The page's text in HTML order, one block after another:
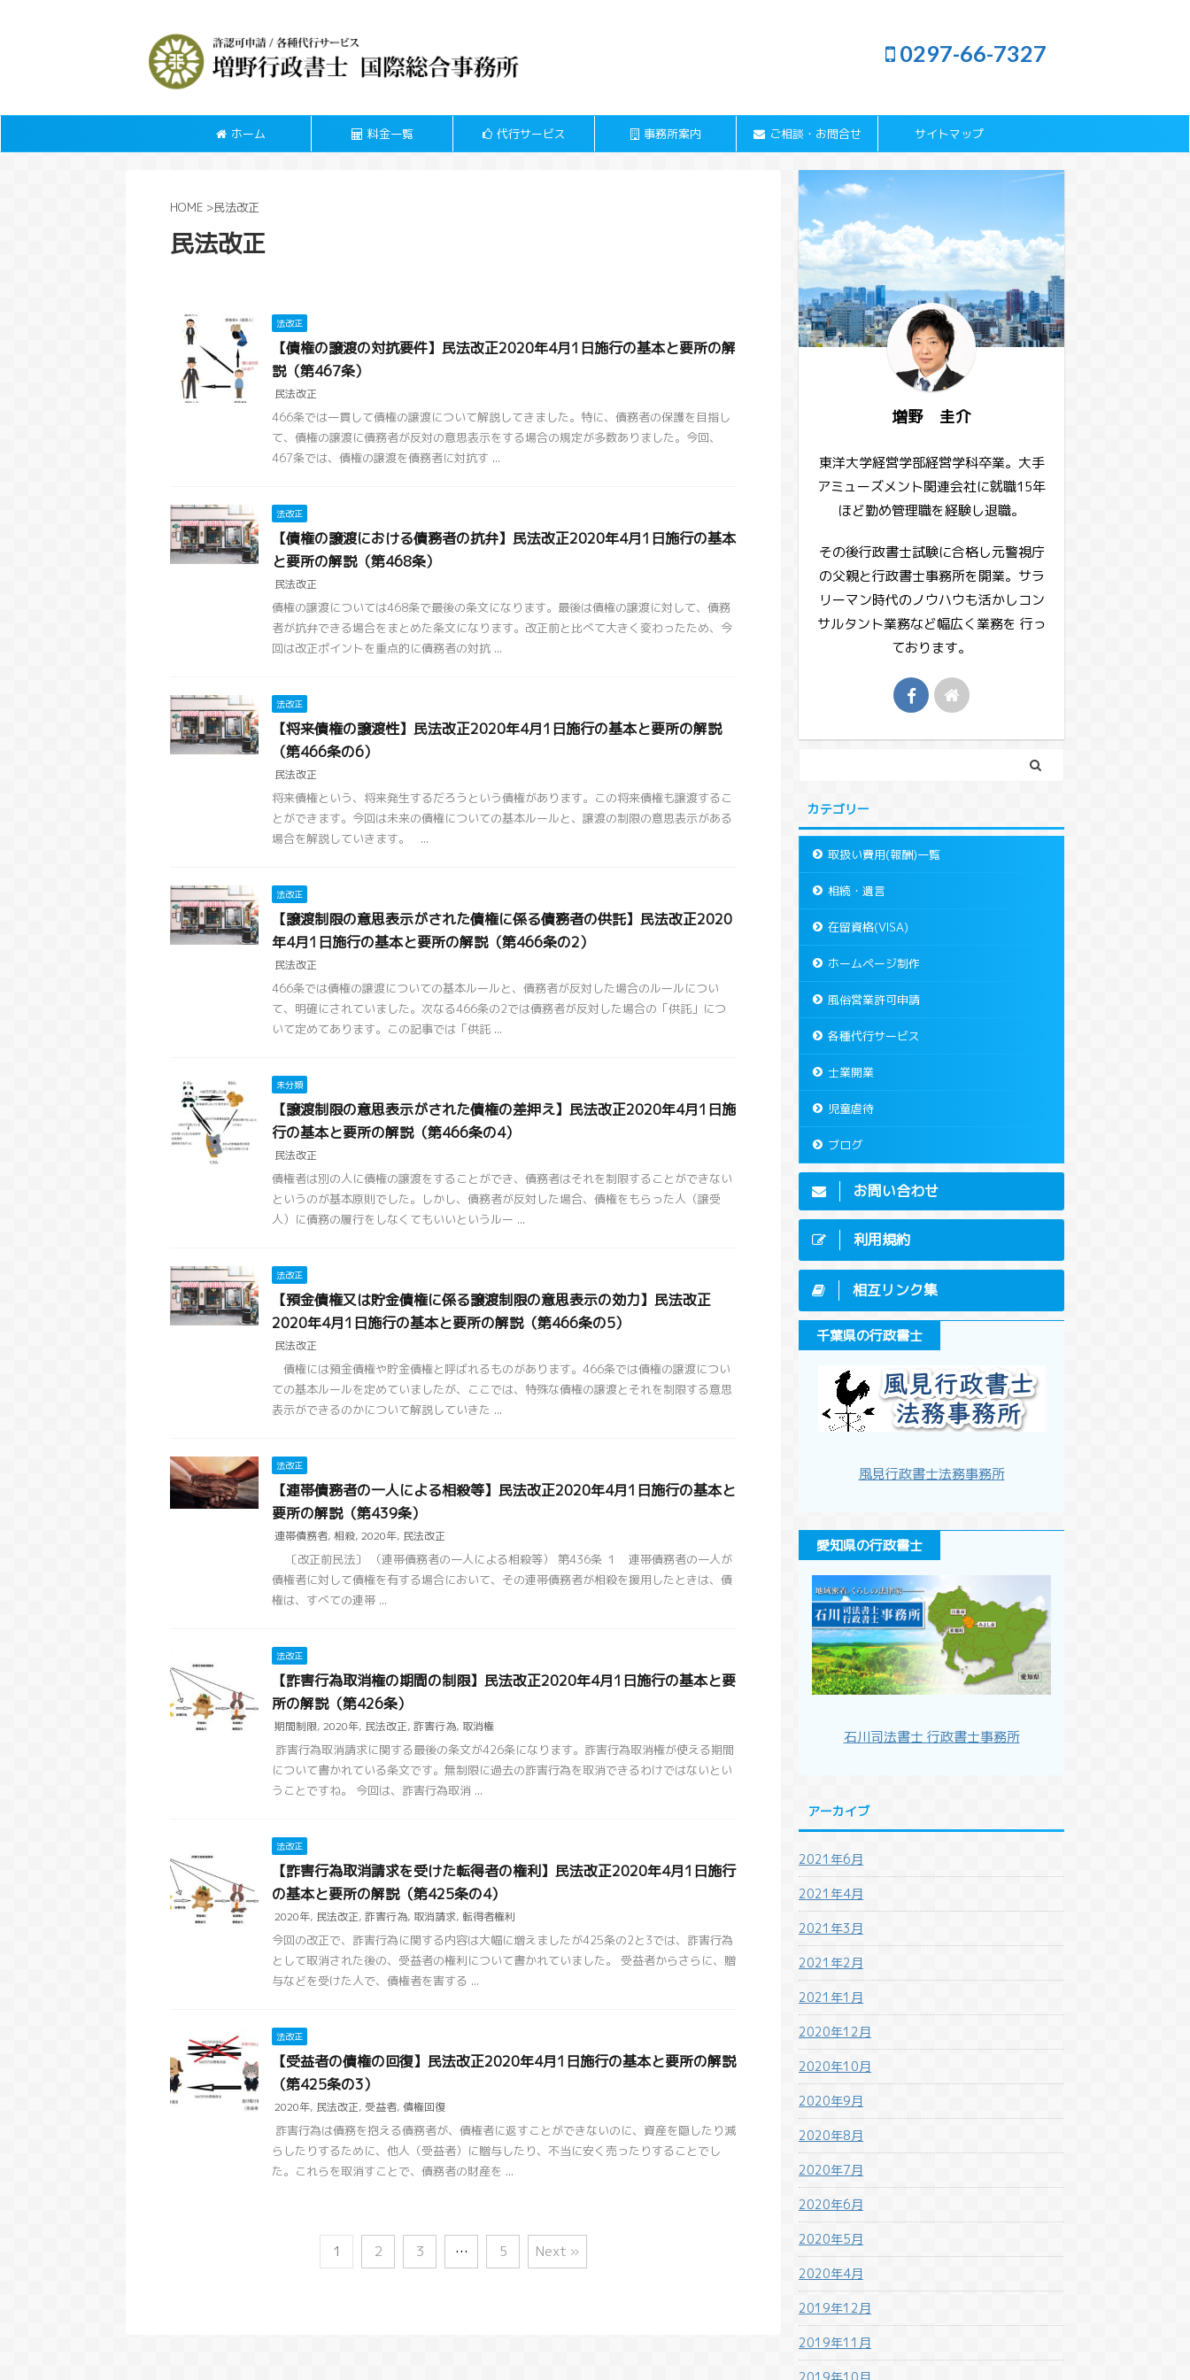
0297-66-7327
ホーム 料金一覧 代行サービス 事務所案内 ご相談・お問合せ サイトマップ
HOME >民法改正
民法改正
法改正
【債権の譲渡の対抗要件】民法改正2020年4月1日施行の基本と要所の解
説（第467条）
民法改正
466条では一貫して債権の譲渡について解説してきました。特に、債務者の保護を目指し
て、債権の譲渡に債務者が反対の意思表示をする場合の規定が多数ありました。今回、
467条では、債権の譲渡を債務者に対抗す ...
法改正
【債権の譲渡における債務者の抗弁】民法改正2020年4月1日施行の基本
と要所の解説（第468条）
民法改正
債権の譲渡については468条で最後の条文になります。最後は債権の譲渡に対して、債務
者が抗弁できる場合をまとめた条文になります。改正前と比べて大きく変わったため、今
回は改正ポイントを重点的に債務者の対抗 ...
法改正
【将来債権の譲渡性】民法改正2020年4月1日施行の基本と要所の解説
（第466条の6）
民法改正
将来債権という、将来発生するだろうという債権があります。この将来債権も譲渡するこ
とができます。今回は未来の債権についての基本ルールと、譲渡の制限の意思表示がある
場合を解説していきます。 ...
法改正
【譲渡制限の意思表示がされた債権に係る債務者の供託】民法改正2020
年4月1日施行の基本と要所の解説（第466条の2）
民法改正
466条では債権の譲渡についての基本ルールと、債務者が反対した場合のルールについ
て、明確にされていました。次なる466条の2では債務者が反対した場合の「供託」につ
いて定めてあります。この記事では「供託 ...
未分類
【譲渡制限の意思表示がされた債権の差押え】民法改正2020年4月1日施
行の基本と要所の解説（第466条の4）
民法改正
債権者は別の人に債権の譲渡をすることができ、債務者はそれを制限することができない
というのが基本原則でした。しかし、債務者が反対した場合、債権をもらった人（譲受
人）に債務の履行をしなくてもいいというルー ...
法改正
【預金債権又は貯金債権に係る譲渡制限の意思表示の効力】民法改正
2020年4月1日施行の基本と要所の解説（第466条の5）
民法改正
債権には預金債権や貯金債権と呼ばれるものがあります。466条では債権の譲渡につい
ての基本ルールを定めていましたが、ここでは、特殊な債権の譲渡とそれを制限する意思
表示ができるのかについて解説していきた ...
法改正
【連帯債務者の一人による相殺等】民法改正2020年4月1日施行の基本と
要所の解説（第439条）
連帯債務者, 相殺, 2020年, 民法改正
〔改正前民法〕 （連帯債務者の一人による相殺等） 第436条 １ 連帯債務者の一人が
債権者に対して債権を有する場合において、その連帯債務者が相殺を援用したときは、債
権は、すべての連帯 ...
法改正
【詐害行為取消権の期間の制限】民法改正2020年4月1日施行の基本と要
所の解説（第426条）
期間制限, 2020年, 民法改正, 詐害行為, 取消権
詐害行為取消請求に関する最後の条文が426条になります。詐害行為取消権が使える期間
について書かれている条文です。無制限に過去の詐害行為を取消できるわけではないとい
うことですね。 今回は、詐害行為取消 ...
法改正
【詐害行為取消請求を受けた転得者の権利】民法改正2020年4月1日施行
の基本と要所の解説（第425条の4）
2020年, 民法改正, 詐害行為, 取消請求, 転得者権利
今回の改正で、詐害行為に関する内容は大幅に増えましたが425条の2と3では、詐害行為
として取消された後の、受益者の権利について書かれていました。 受益者からさらに、贈
与などを受けた人で、債権者を害する ...
法改正
【受益者の債権の回復】民法改正2020年4月1日施行の基本と要所の解説
（第425条の3）
2020年, 民法改正, 受益者, 債権回復
詐害行為は債務を抱える債務者が、債権者に返すことができないのに、資産を隠したり減
らしたりするために、他人（受益者）に贈与したり、不当に安く売ったりすることでし
た。これらを取消すことで、債務者の財産を ...
1 2 3 … 5 Next »
増野 圭介
東洋大学経営学部経営学科卒業。大手
アミューズメント関連会社に就職15年
ほど勤め管理職を経験し退職。
その後行政書士試験に合格し元警視庁
の父親と行政書士事務所を開業。サラ
リーマン時代のノウハウも活かしコン
サルタント業務など幅広く業務を 行っ
ております。
カテゴリー
取扱い費用(報酬)一覧
相続・遺言
在留資格(VISA)
ホームページ制作
風俗営業許可申請
各種代行サービス
士業開業
児童虐待
ブログ
お問い合わせ
利用規約
相互リンク集
千葉県の行政書士
風見行政書士法務事務所
愛知県の行政書士
石川司法書士 行政書士事務所
アーカイブ
2021年6月
2021年4月
2021年3月
2021年2月
2021年1月
2020年12月
2020年10月
2020年9月
2020年8月
2020年7月
2020年6月
2020年5月
2020年4月
2019年12月
2019年11月